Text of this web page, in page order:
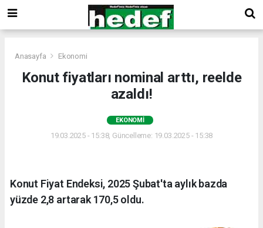
Anasayfa Ekonomi
Konut fiyatları nominal arttı, reelde
azaldı!
EKONOMI
19.03.2025 - 15:38, Güncelleme: 19.03.2025 - 15:38
Konut Fiyat Endeksi, 2025 Şubat'ta aylık bazda
yüzde 2,8 artarak 170,5 oldu.